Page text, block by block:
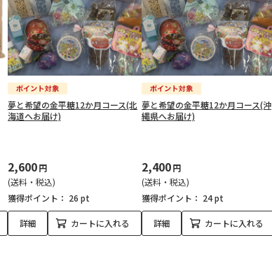
夢と希望の金平糖12か月コース(北
海道へお届け)
2,600円
(送料・税込)
獲得ポイント： 26 pt
詳細 カートに入れる
夢と希望の金平糖12か月コース(沖
縄県へお届け)
2,400円
(送料・税込)
獲得ポイント： 24 pt
詳細 カートに入れる